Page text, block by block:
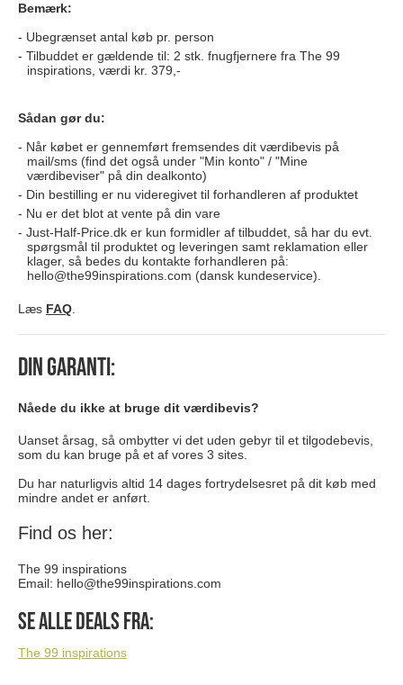
Bemærk:
Ubegrænset antal køb pr. person
Tilbuddet er gældende til: 2 stk. fnugfjernere fra The 99
inspirations, værdi kr. 379,-
Sådan gør du:
Når købet er gennemført fremsendes dit værdibevis på
mail/sms (find det også under "Min konto" / "Mine
værdibeviser" på din dealkonto)
Din bestilling er nu videregivet til forhandleren af produktet
Nu er det blot at vente på din vare
Just-Half-Price.dk er kun formidler af tilbuddet, så har du evt.
spørgsmål til produktet og leveringen samt reklamation eller
klager, så bedes du kontakte forhandleren på:
hello@the99inspirations.com (dansk kundeservice).
Læs FAQ.
Din garanti:
Nåede du ikke at bruge dit værdibevis?
Uanset årsag, så ombytter vi det uden gebyr til et tilgodebevis,
som du kan bruge på et af vores 3 sites.
Du har naturligvis altid 14 dages fortrydelsesret på dit køb med
mindre andet er anført.
Find os her:
The 99 inspirations
Email: hello@the99inspirations.com
Se alle deals fra:
The 99 inspirations